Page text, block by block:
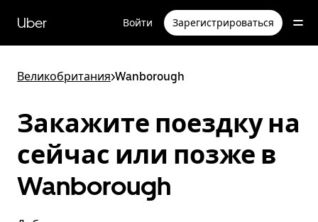
перейти
к
содержимому
Uber Войти Зарегистрироваться
Великобритания>Wanborough
Закажите поездку на
сейчас или позже в
Wanborough